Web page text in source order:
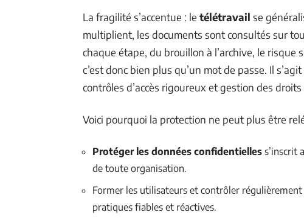
La fragilité s’accentue : le télétravail se
multiplient, les documents sont consultés sur
chaque étape, du brouillon à l’archive, le risque
c’est donc bien plus qu’un mot de passe. Il
contrôles d’accès rigoureux et gestion des
Voici pourquoi la protection ne peut plus être
Protéger les données confidentielles s’inscrit
de toute organisation.
Former les utilisateurs et contrôler
pratiques fiables et réactives.